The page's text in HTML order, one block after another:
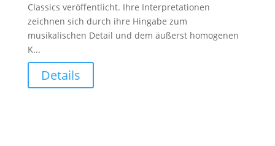
Classics veröffentlicht. Ihre Interpretationen
zeichnen sich durch ihre Hingabe zum
musikalischen Detail und dem äußerst homogenen
K...
Details